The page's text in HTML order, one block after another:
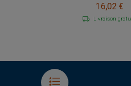
16,02 €
Livraison